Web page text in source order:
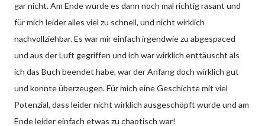
gar nicht. Am Ende wurde es dann noch mal richtig rasant und
für mich leider alles viel zu schnell, und nicht wirklich
nachvollziehbar. Es war mir einfach irgendwie zu abgespaced
und aus der Luft gegriffen und ich war wirklich enttäuscht als
ich das Buch beendet habe, war der Anfang doch wirklich gut
und konnte überzeugen. Für mich eine Geschichte mit viel
Potenzial, dass leider nicht wirklich ausgeschöpft wurde und am
Ende leider einfach etwas zu chaotisch war!